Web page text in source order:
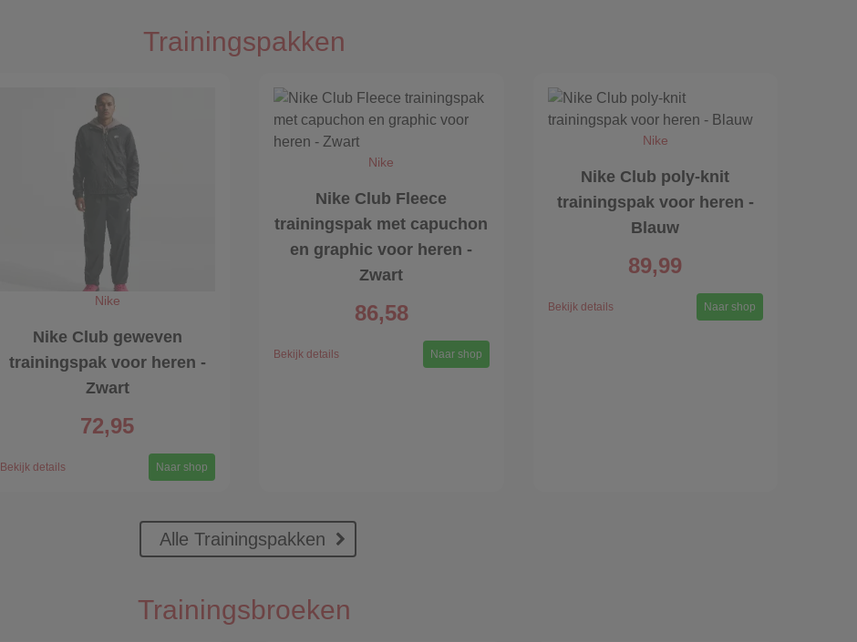
Trainingspakken
Nike
Nike Club geweven
trainingspak voor heren -
Zwart
72,95
Bekijk details Naar shop
Nike
Nike Club Fleece
trainingspak met capuchon
en graphic voor heren -
Zwart
86,58
Bekijk details Naar shop
Nike
Nike Club poly-knit
trainingspak voor heren -
Blauw
89,99
Bekijk details Naar shop
Alle Trainingspakken
Trainingsbroeken